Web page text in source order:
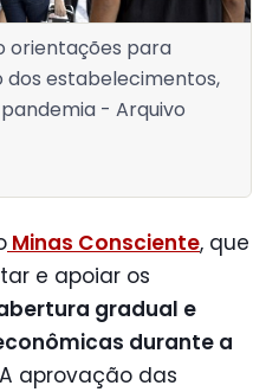
orientações para
estabelecimentos,
- Arquivo
Minas Consciente, que
e apoiar os
gradual e
durante a
aprovação das